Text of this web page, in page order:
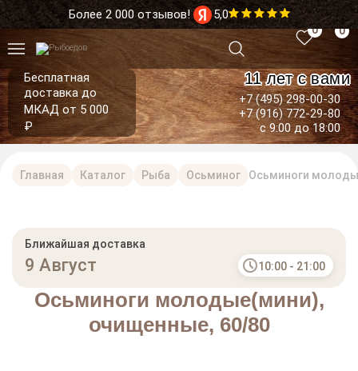
Более 2 000 отзывов! 5,0
Бесплатная
доставка до
МКАД от 5 000
₽
11 лет с вами
+7 (495) 298-00-30
+7 (916) 772-29-80
с 9:00 до 18:00
0 0
Главная Каталог Рыба Осьминог Осьминоги
Осьминоги молодые(мини),
очищенные, 60/80
Ближайшая доставка
9 Август 10:00 - 21:00